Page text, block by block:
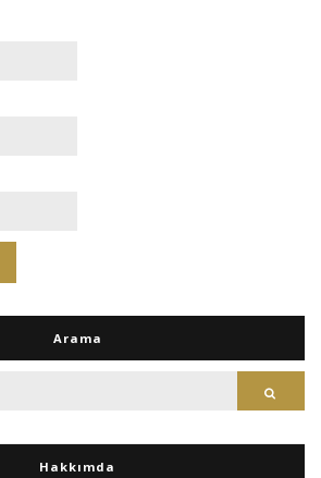
Arama
Hakkımda